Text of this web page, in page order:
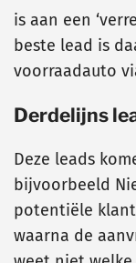
is aan een
beste lead is
voorraadauto
Derdelijns
Deze leads
bijvoorbeeld
potentiële
waarna de